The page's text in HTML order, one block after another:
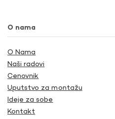
O nama
O Nama
Naši radovi
Cenovnik
Uputstvo za montažu
Ideje za sobe
Kontakt